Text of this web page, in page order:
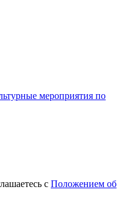
мероприятия по
с Положением об